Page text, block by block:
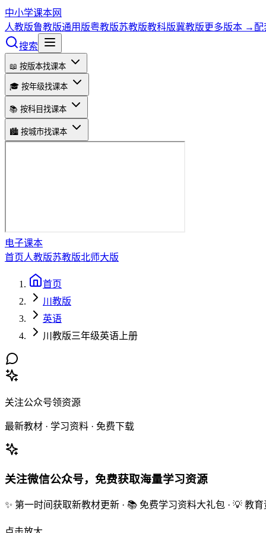
中小学课本网
人教版鲁教版通用版粤教版苏教版教科版冀教版更多版本 → 配
搜索
📖 按版本找课本
🎓 按年级找课本
📚 按科目找课本
🏙️ 按城市找课本
电子课本
首页人教版苏教版北师大版
首页
川教版
英语
川教版三年级英语上册
关注公众号领资源
最新教材 · 学习资料 · 免费下载
关注微信公众号，免费获取海量学习资源
✨ 第一时间获取新教材更新 · 📚 免费学习资料大礼包 · 💡 教